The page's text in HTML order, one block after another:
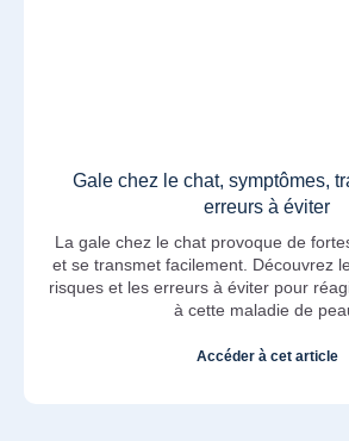
Gale chez le chat, symptômes,
erreurs à éviter
La gale chez le chat provoque de
et se transmet facilement. Découvrez
risques et les erreurs à éviter pour
à cette maladie de
Accéder à cet article